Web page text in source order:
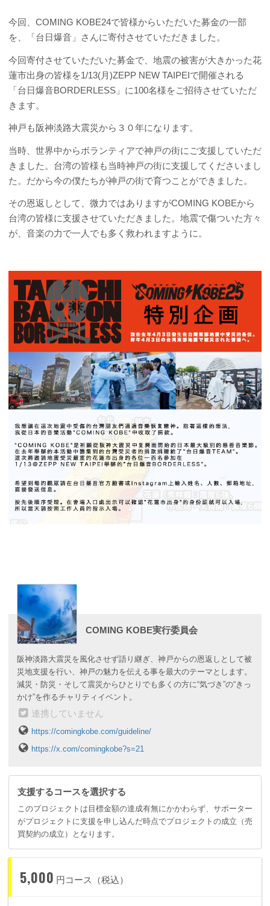
今回、COMING KOBE24で皆様からいただいた募金の一部
を、「台日爆音」さんに寄付させていただきました。
今回寄付させていただいた募金で、地震の被害が大きかった花
蓮市出身の皆様を1/13(月)ZEPP NEW TAIPEIで開催される
「台日爆音BORDERLESS」に100名様をご招待させていただ
きます。
神戸も阪神淡路大震災から３０年になります。
当時、世界中からボランティアで神戸の街にご支援していただ
きました。台湾の皆様も当時神戸の街に支援してくださいまし
た。だから今の僕たちが神戸の街で育つことができました。
その恩返しとして、微力ではありますがCOMING KOBEから
台湾の皆様に支援させていただきました。地震で傷ついた方々
が、音楽の力で一人でも多く救われますように。
COMING KOBE実行委員会
阪神淡路大震災を風化させず語り継ぎ、神戸からの恩返しとして被
災地支援を行い、神戸の魅力を伝える事を最大のテーマとします。
減災・防災・そして震災からひとりでも多くの方に“気づき”の“きっ
かけ”を作るチャリティイベント。
連携していません
https://comingkobe.com/guideline/
https://x.com/comingkobe?s=21
支援するコースを選択する
このプロジェクトは目標金額の達成有無にかかわらず、サポーター
がプロジェクトに支援を申し込んだ時点でプロジェクトの成立（売
買契約の成立）となります。
5,000 円コース（税込）